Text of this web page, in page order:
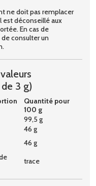
ne doit pas remplacer
est déconseillé aux
En cas de
consulter un
3 g)
Quantité pour
100 g
99,5 g
46 g
46 g
trace